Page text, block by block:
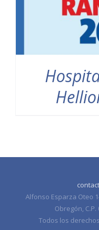
Alfonso Esparza Oteo
Obregón,
Todos los